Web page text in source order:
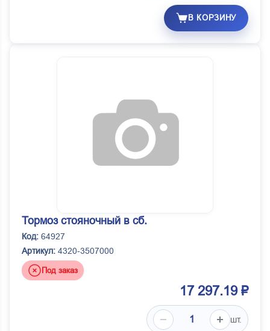
В КОРЗИНУ
Тормоз стояночный в сб.
Код: 64927
Артикул: 4320-3507000
Под заказ
17 297.19 ₽
шт.